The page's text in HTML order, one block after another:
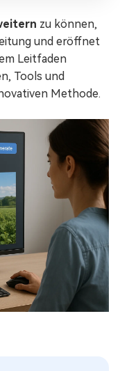
zu können,
und eröffnet
Leitfaden
Tools und
Methode.